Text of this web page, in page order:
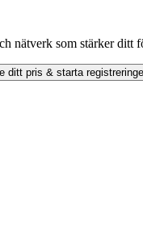
nätverk som stärker ditt
ditt pris & starta